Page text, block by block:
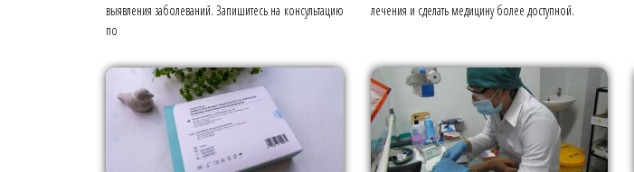
выявления заболеваний. Запишитесь на консультацию
по
лечения и сделать медицину более доступной.